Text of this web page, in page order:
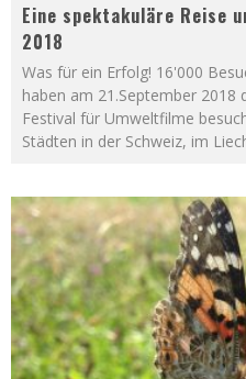
Eine spektakuläre Reise
2018
Was für ein Erfolg! 16'000
haben am 21.September 2018
Festival für Umweltfilme
Städten in der Schweiz, im